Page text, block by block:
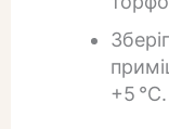
+5 °C.